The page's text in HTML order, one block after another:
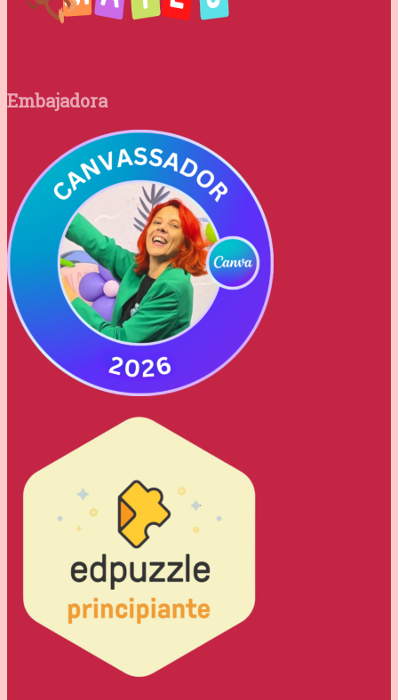
Embajadora